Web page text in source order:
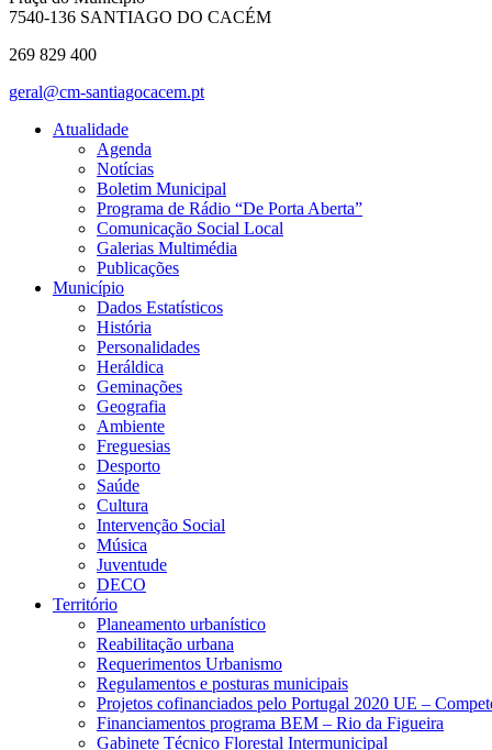
7540-136 SANTIAGO DO CACÉM
269 829 400
geral@cm-santiagocacem.pt
Atualidade
Agenda
Notícias
Boletim Municipal
Programa de Rádio “De Porta Aberta”
Comunicação Social Local
Galerias Multimédia
Publicações
Município
Dados Estatísticos
História
Personalidades
Heráldica
Geminações
Geografia
Ambiente
Freguesias
Desporto
Saúde
Cultura
Intervenção Social
Música
Juventude
DECO
Território
Planeamento urbanístico
Reabilitação urbana
Requerimentos Urbanismo
Regulamentos e posturas municipais
Projetos cofinanciados pelo Portugal 2020 UE –
Financiamentos programa BEM – Rio da Figueira
Gabinete Técnico Florestal Intermunicipal